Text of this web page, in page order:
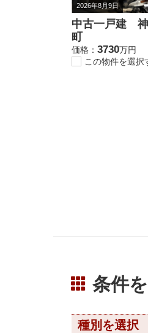
2026年8月9日
中古一戸建
町
価格： 3730万円
この物件を選択
条件
種別を選択